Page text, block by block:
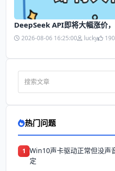
DeepSeek API即将大幅涨价
2026-08-06 16:25:00 lucky
热门问题
1 Win10声卡驱动正常但没声
定